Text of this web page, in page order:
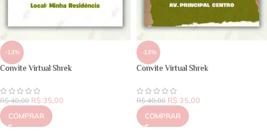
-13%
Convite Virtual Shrek
R$40,00 R$ 35,00
COMPRAR
-13%
Convite Virtual Shrek
R$40,00 R$ 35,00
COMPRAR